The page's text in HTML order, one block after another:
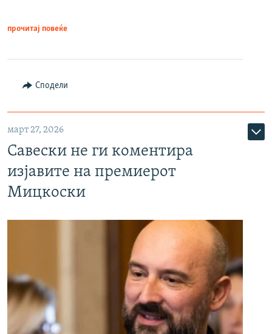
прочитај повеќе
Сподели
март 27, 2026
Савески не ги коментира
изјавите на премиерот
Мицкоски